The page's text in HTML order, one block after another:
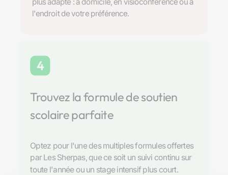
l'endroit de votre préférence.
4
Trouvez la formule de soutien
scolaire parfaite
Optez pour l'une des multiples formules offertes
par Les Sherpas, que ce soit un suivi continu sur
toute l'année ou un stage intensif plus court.